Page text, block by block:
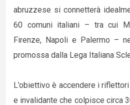
abruzzese si connetterà
60 comuni italiani – tra cui
Firenze, Napoli e Palermo –
promossa dalla Lega Italiana
L’obiettivo è accendere i
e invalidante che colpisce circa